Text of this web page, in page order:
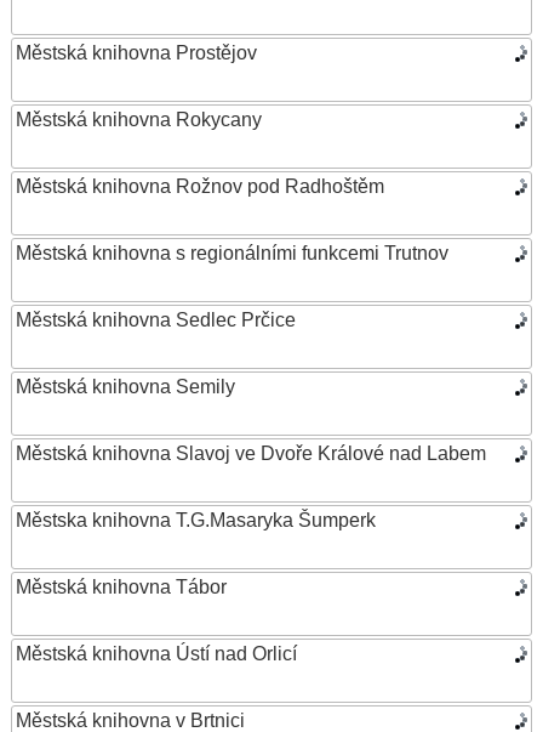
Městská knihovna Prostějov
Městská knihovna Rokycany
Městská knihovna Rožnov pod Radhoštěm
Městská knihovna s regionálními funkcemi Trutnov
Městská knihovna Sedlec Prčice
Městská knihovna Semily
Městská knihovna Slavoj ve Dvoře Králové nad Labem
Městska knihovna T.G.Masaryka Šumperk
Městská knihovna Tábor
Městská knihovna Ústí nad Orlicí
Městská knihovna v Brtnici